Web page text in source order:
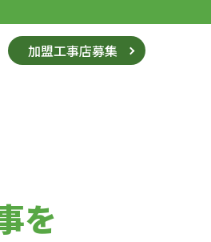
加盟工事店募集
を